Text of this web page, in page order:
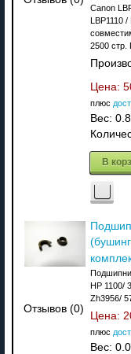
Canon
LBP1110 /
2500 стр.
Цена:
плюс
Вес: 0.8
В
Отзывов (0)
HP 1100/
Zh3956/
Цена:
плюс
Вес: